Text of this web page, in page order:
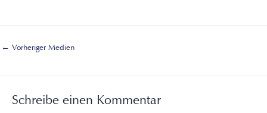
← Vorheriger Medien
Schreibe einen Kommentar